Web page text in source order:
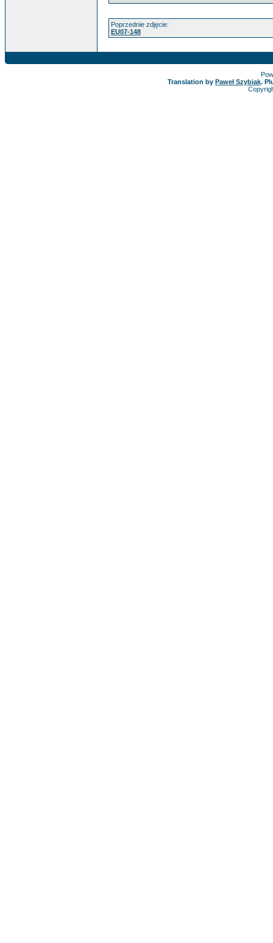
Poprzednie zdjęcie:
EU07-148
Translation by Paweł Szybiak.